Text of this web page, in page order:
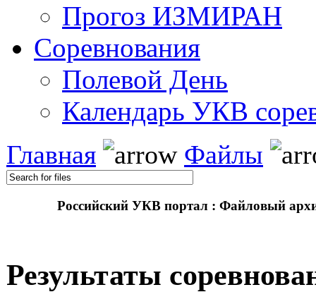
Прогоз ИЗМИРАН
Соревнования
Полевой День
Календарь УКВ
Главная Файлы
Российский УКВ портал : Файловый
Результаты